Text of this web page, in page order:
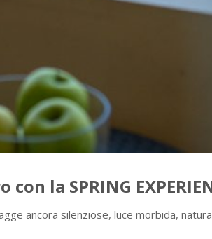
la SPRING
ancora silenziose, luce morbida,